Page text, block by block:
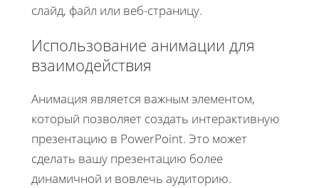
слайд, файл или веб-страницу.
Использование анимации для
взаимодействия
Анимация является важным элементом,
который позволяет создать интерактивную
презентацию в PowerPoint. Это может
сделать вашу презентацию более
динамичной и вовлечь аудиторию.